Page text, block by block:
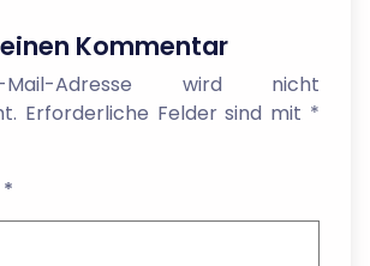
Kommentar
Adresse wird nicht
Erforderliche Felder sind mit *
*